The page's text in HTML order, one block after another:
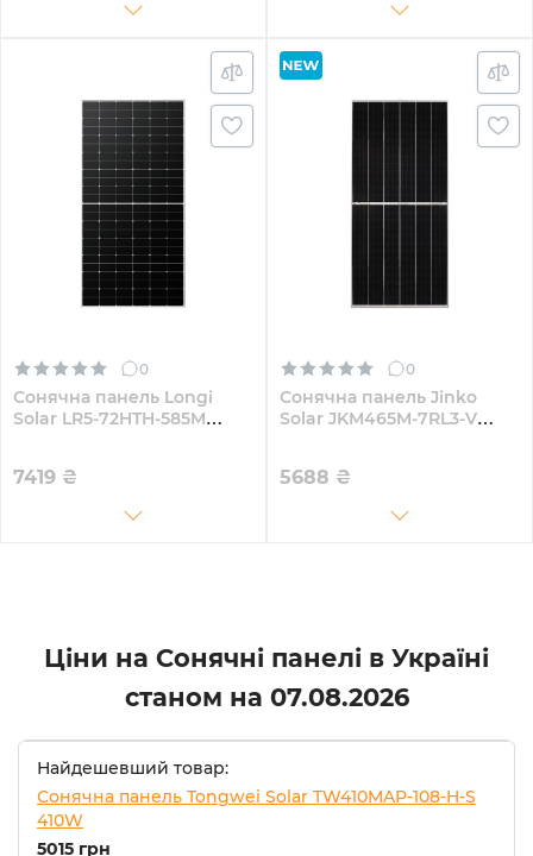
0
Сонячна панель Longi
Solar LR5-72HTH-585M
7419 ₴
0
Сонячна панель Jinko
Solar JKM465M-7RL3-V
5688 ₴
Ціни на Сонячні панелі в Україні
станом на 07.08.2026
Найдешевший товар:
Сонячна панель Tongwei Solar TW410MAP-108-H-S
410W
5015 грн